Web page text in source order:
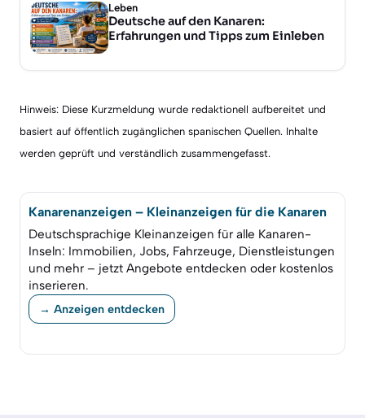
Leben
Deutsche auf den Kanaren:
Erfahrungen und Tipps zum Einleben
Hinweis: Diese Kurzmeldung wurde redaktionell aufbereitet und
basiert auf öffentlich zugänglichen spanischen Quellen. Inhalte
werden geprüft und verständlich zusammengefasst.
Kanarenanzeigen – Kleinanzeigen für die Kanaren
Deutschsprachige Kleinanzeigen für alle Kanaren-
Inseln: Immobilien, Jobs, Fahrzeuge, Dienstleistungen
und mehr – jetzt Angebote entdecken oder kostenlos
inserieren.
→ Anzeigen entdecken